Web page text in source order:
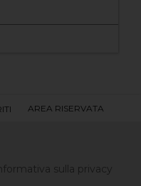
AREA RISERVATA
sulla privacy